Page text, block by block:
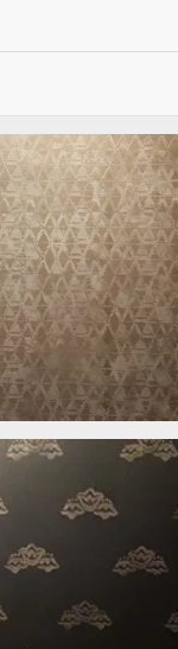
壁面パターン
壁面パターン